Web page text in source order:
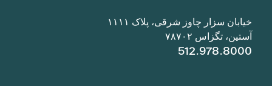
خیابان سزار چاوز شرقی، پلاک ۱۱۱۱
آستین، تگزاس ۷۸۷۰۲
512.978.8000